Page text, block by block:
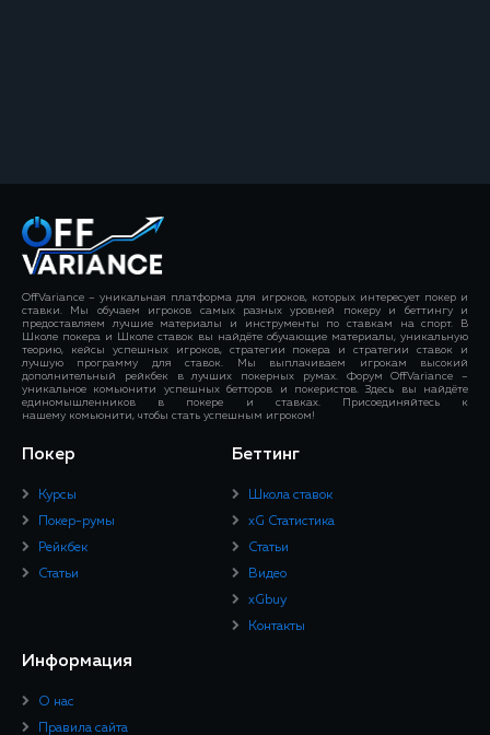
OffVariance – уникальная платформа для игроков, которых интересует покер и
ставки. Мы обучаем игроков самых разных уровней покеру и беттингу и
предоставляем лучшие материалы и инструменты по ставкам на спорт. В
Школе покера и Школе ставок вы найдёте обучающие материалы, уникальную
теорию, кейсы успешных игроков, стратегии покера и стратегии ставок и
лучшую программу для ставок. Мы выплачиваем игрокам высокий
дополнительный рейкбек в лучших покерных румах. Форум OffVariance –
уникальное комьюнити успешных бетторов и покеристов. Здесь вы найдёте
единомышленников в покере и ставках. Присоединяйтесь к
нашему комьюнити, чтобы стать успешным игроком!
Покер
Курсы
Покер-румы
Рейкбек
Статьи
Беттинг
Школа ставок
xG Статистика
Статьи
Видео
xGbuy
Контакты
Информация
О нас
Правила сайта